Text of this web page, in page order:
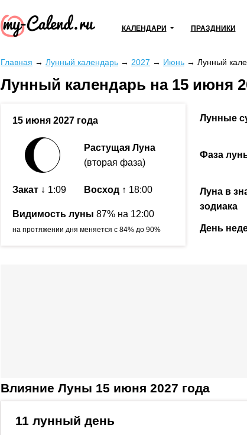
КАЛЕНДАРИ ПРАЗДНИКИ
Главная → Лунный календарь → 2027 → Июнь → Лунный
Лунный календарь на 15 июня
15 июня 2027 года
Растущая Луна
(вторая фаза)
Закат ↓ 1:09 Восход ↑ 18:00
Видимость луны 87% на 12:00
на протяжении дня меняется с 84% до 90%
Лунные
Фаза
Луна в
зодиака
День
Влияние Луны 15 июня 2027 года
11 лунный день